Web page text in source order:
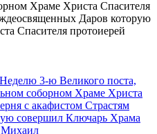
Храме Христа Спасителя
Даров которую
Спасителя протоиерей
3-ю Великого поста,
соборном Храме Христа
с акафистом Страстям
совершил Ключарь Храма
Михаил